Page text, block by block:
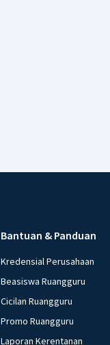
Bantuan & Panduan
Kredensial Perusahaan
Beasiswa Ruangguru
Cicilan Ruangguru
Promo Ruangguru
Laporan Kerentanan